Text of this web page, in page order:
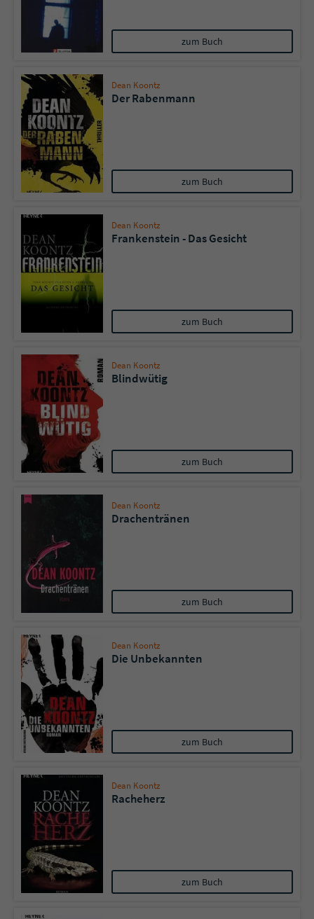
zum Buch
Dean Koontz
Der Rabenmann
zum Buch
Dean Koontz
Frankenstein - Das Gesicht
zum Buch
Dean Koontz
Blindwütig
zum Buch
Dean Koontz
Drachentränen
zum Buch
Dean Koontz
Die Unbekannten
zum Buch
Dean Koontz
Racheherz
zum Buch